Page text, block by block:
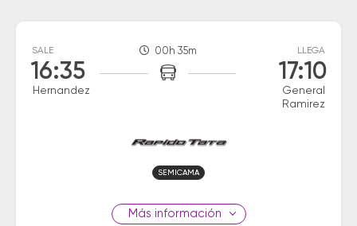
SALE
16:35
Hernandez
00h 35m LLEGA
17:10
General
Ramirez
SEMICAMA
información